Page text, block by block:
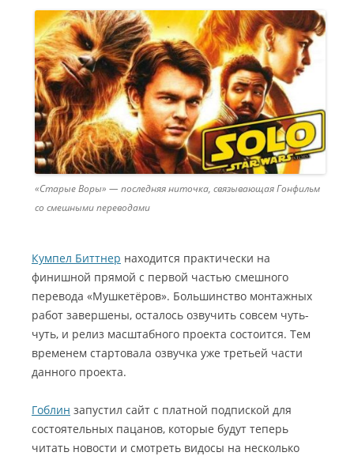
«Старые Воры» — последняя ниточка, связывающая Гонфильм
со смешными переводами
Кумпел Биттнер находится практически на
финишной прямой с первой частью смешного
перевода «Мушкетёров». Большинство монтажных
работ завершены, осталось озвучить совсем чуть-
чуть, и релиз масштабного проекта состоится. Тем
временем стартовала озвучка уже третьей части
данного проекта.
Гоблин запустил сайт с платной подпиской для
состоятельных пацанов, которые будут теперь
читать новости и смотреть видосы на несколько